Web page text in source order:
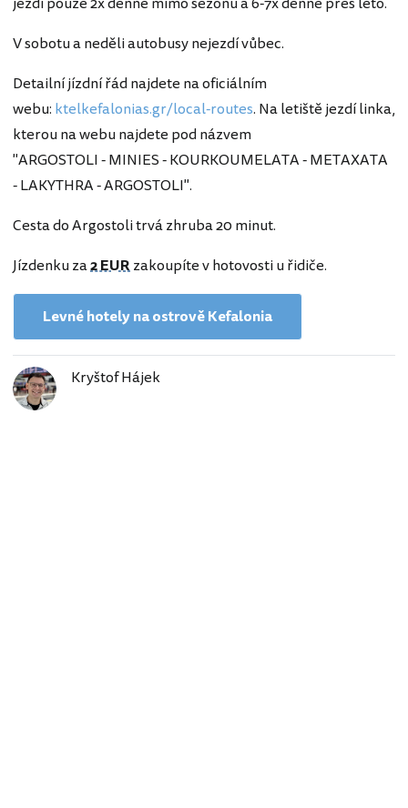
V sobotu a neděli autobusy nejezdí vůbec.
Detailní jízdní řád najdete na oficiálním
webu: ktelkefalonias.gr/local-routes. Na letiště jezdí linka,
kterou na webu najdete pod názvem
"ARGOSTOLI - MINIES - KOURKOUMELATA - METAXATA
- LAKYTHRA - ARGOSTOLI".
Cesta do Argostoli trvá zhruba 20 minut.
Jízdenku za2 EURzakoupíte v hotovosti u řidiče.
Levné hotely na ostrově Kefalonia
Kryštof Hájek